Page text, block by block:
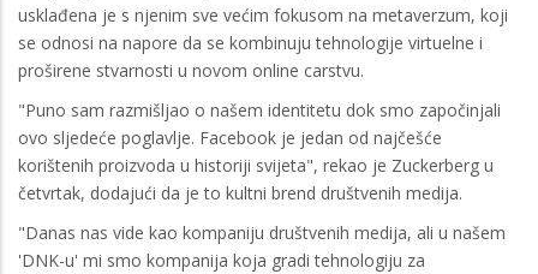
usklađena je s njenim sve većim fokusom na metaverzum, koji
se odnosi na napore da se kombinuju tehnologije virtuelne i
proširene stvarnosti u novom online carstvu.
"Puno sam razmišljao o našem identitetu dok smo započinjali
ovo sljedeće poglavlje. Facebook je jedan od najčešće
korištenih proizvoda u historiji svijeta", rekao je Zuckerberg u
četvrtak, dodajući da je to kultni brend društvenih medija.
"Danas nas vide kao kompaniju društvenih medija, ali u našem
'DNK-u' mi smo kompanija koja gradi tehnologiju za